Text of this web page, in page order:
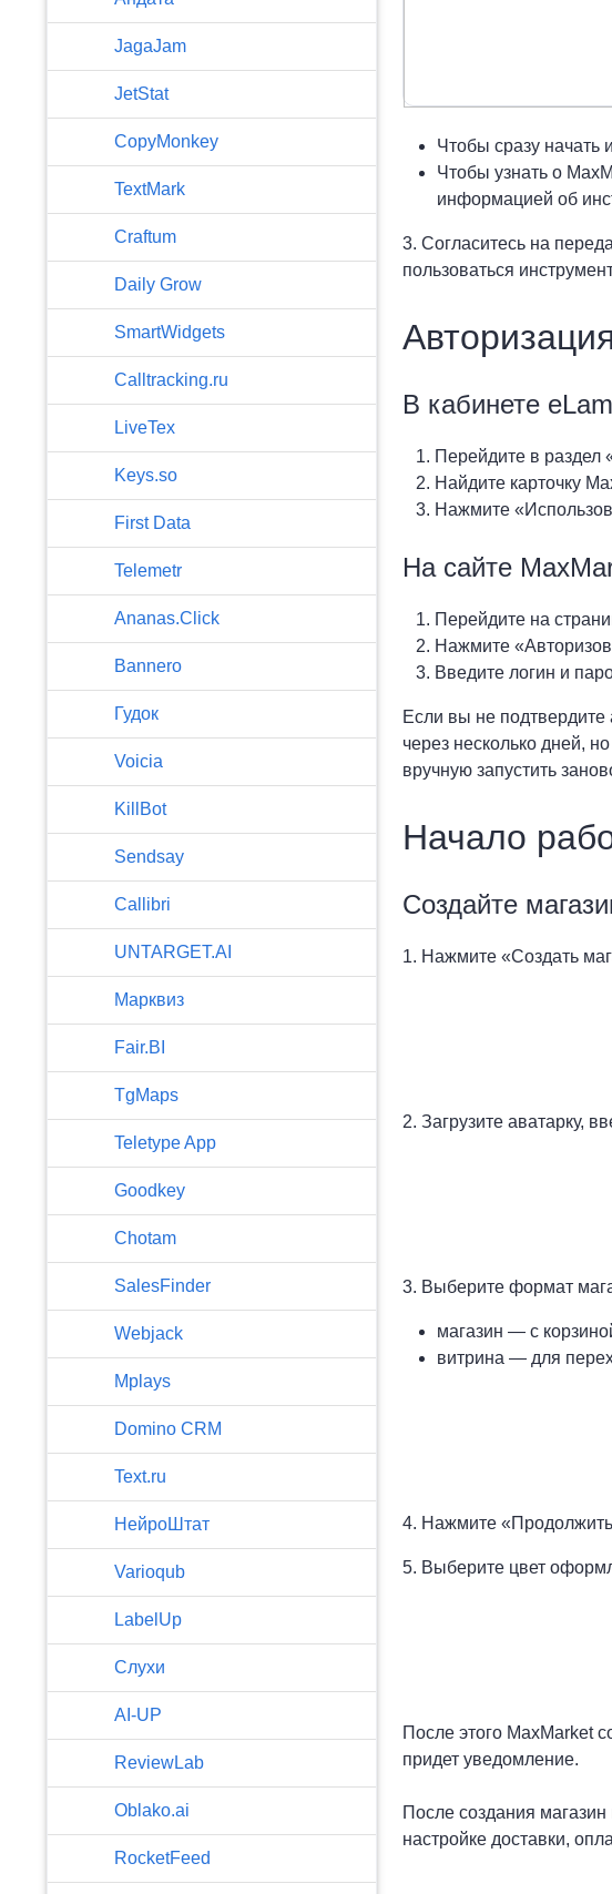
JagaJam
JetStat
CopyMonkey
TextMark
Craftum
​Daily Grow
SmartWidgets
Calltracking.ru
LiveTex
Keys.so
First Data
Telemetr
Ananas.Click
Bannero
Гудок
Voicia
KillBot
Sendsay
Callibri
UNTARGET.AI
Марквиз
Fair.BI
TgMaps
Teletype App
Goodkey
Chotam
SalesFinder
Webjack
Mplays
Domino CRM
Text.ru
НейроШтат
Varioqub
LabelUp
Слухи
AI-UP
ReviewLab
Oblako.ai
RocketFeed
Чтобы сразу начать
Чтобы узнать о
информацией об
3. Согласитесь на
пользоваться
В кабинете
Перейдите в раздел
Найдите карточку
Нажмите
На сайте
Перейдите на
Нажмите
Введите логин и
Если вы не подтвердите
через несколько дней,
вручную запустить
Начало
Создайте
1. Нажмите «Создать
2. Загрузите аватарку,
3. Выберите формат
магазин — с
витрина — для
4. Нажмите
5. Выберите цвет
После этого MaxMarket
придет уведомление.
После создания
настройке доставки,